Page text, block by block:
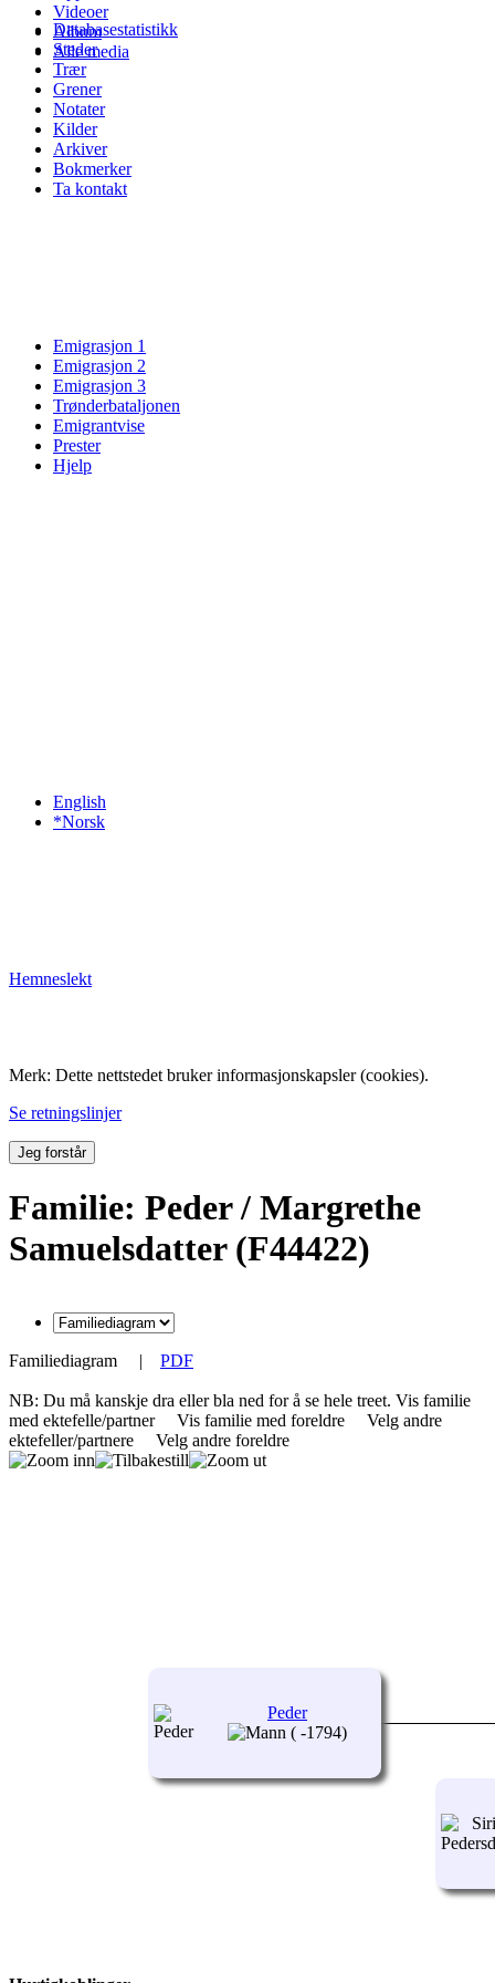
Videoer
Album
Alle media
Databasestatistikk
Steder
Trær
Grener
Notater
Kilder
Arkiver
Bokmerker
Ta kontakt
Emigrasjon 1
Emigrasjon 2
Emigrasjon 3
Trønderbataljonen
Emigrantvise
Prester
Hjelp
English
*Norsk
Hemneslekt
Merk: Dette nettstedet bruker informasjonskapsler (cookies).
Se retningslinjer
Jeg forstår
Familie: Peder / Margrethe
Samuelsdatter (F44422)
Familiediagram | PDF
NB: Du må kanskje dra eller bla ned for å se hele treet. Vis familie
med ektefelle/partner
Vis familie med foreldre
Velg andre
ektefeller/partnere
Velg andre foreldre
Peder
( -1794)